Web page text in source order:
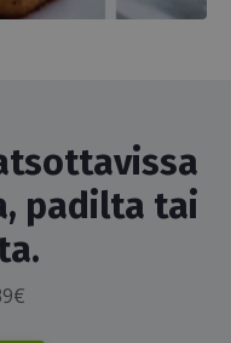
padilta tai